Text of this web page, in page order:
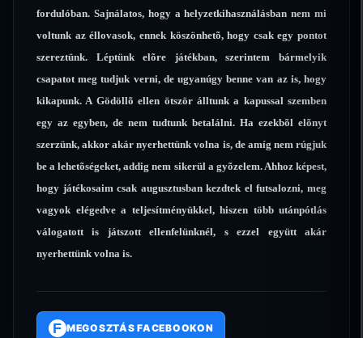
fordulóban. Sajnálatos, hogy a helyzetkihasználásban nem mi
voltunk az éllovasok, ennek köszönhetõ, hogy csak egy pontot
szereztünk. Léptünk elõre játékban, szerintem bármelyik
csapatot meg tudjuk verni, de ugyanúgy benne van az is, hogy
kikapunk. A Gödöllõ ellen ötször álltunk a kapussal szemben
egy az egyben, de nem tudtunk betalálni. Ha ezekbõl elõnyt
szerzünk, akkor akár nyerhettünk volna is, de amíg nem rúgjuk
be a lehetõségeket, addig nem sikerül a gyõzelem. Ahhoz képest,
hogy játékosaim csak augusztusban kezdtek el futsalozni, meg
vagyok elégedve a teljesítményükkel, hiszen több utánpótlás
válogatott is játszott ellenfelünknél, s ezzel együtt akár
nyerhettünk volna is.
F MEGOSZTÁS FACEBOOKON